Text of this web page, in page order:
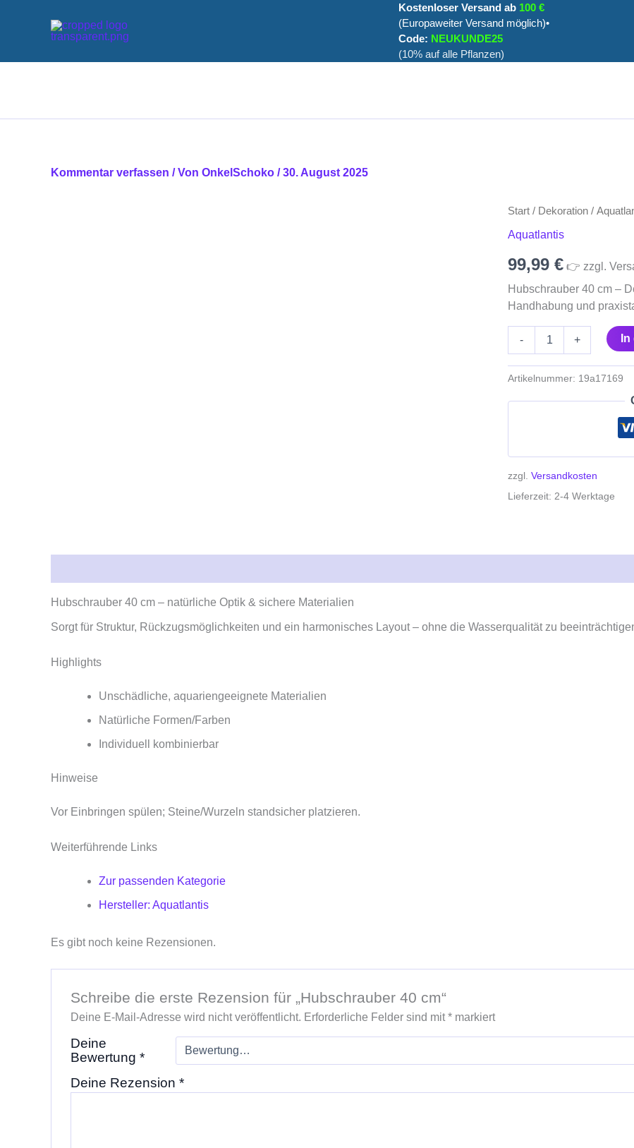
Kostenloser Versand ab 100 €
(Europaweiter Versand möglich)•
Code: NEUKUNDE25
(10% auf alle Pflanzen)
Kommentar verfassen / Von OnkelSchoko /30. August 2025
Start / Dekoration /
Aquatlantis
99,99 € 👉 zzgl.
Hubschrauber 40 cm –
Handhabung und
-
Hubschrauber
cm
+
Artikelnummer: 19a17169
zzgl. Versandkosten
Lieferzeit: 2-4 Werktage
Hubschrauber 40 cm – natürliche Optik & sichere Materialien
Sorgt für Struktur, Rückzugsmöglichkeiten und ein harmonisches Layout – ohne die Wasserqualität zu
Highlights
Unschädliche, aquariengeeignete Materialien
Natürliche Formen/Farben
Individuell kombinierbar
Hinweise
Vor Einbringen spülen; Steine/Wurzeln standsicher platzieren.
Weiterführende Links
Zur passenden Kategorie
Hersteller: Aquatlantis
Es gibt noch keine Rezensionen.
Schreibe die erste Rezension für „Hubschrauber 40 cm“
Deine E-Mail-Adresse wird nicht veröffentlicht. Erforderliche Felder sind mit*markiert
Deine
Bewertung *
Deine Rezension *